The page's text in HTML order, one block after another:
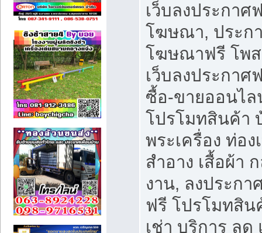
เว็บลงประกา
โฆษณา, ประก
โฆษณาฟรี โพส
เว็บลงประกา
ซื้อ-ขายออนไล
โปรโมทสินค้า
พระเครื่อง ท่อง
สำอาง เสื้อผ้า
งาน, ลงประก
ฟรี โปรโมทสิ
เช่า บริการ ลด